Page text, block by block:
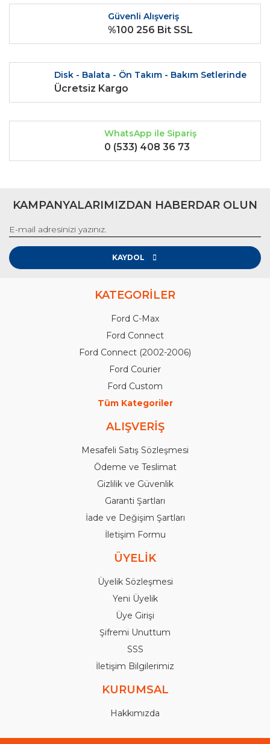
Bu ürüne benzer farklı alternatifler olmalı.
Gönder
Güvenli Alışveriş
%100 256 Bit SSL
Disk - Balata - Ön Takım - Bakım Setlerinde
Ücretsiz Kargo
WhatsApp ile Sipariş
0 (533) 408 36 73
KAMPANYALARIMIZDAN HABERDAR OLUN
KAYDOL
KATEGORİLER
Ford C-Max
Ford Connect
Ford Connect (2002-2006)
Ford Courier
Ford Custom
Tüm Kategoriler
ALIŞVERİŞ
Mesafeli Satış Sözleşmesi
Ödeme ve Teslimat
Gizlilik ve Güvenlik
Garanti Şartları
İade ve Değişim Şartları
İletişim Formu
ÜYELİK
Üyelik Sözleşmesi
Yeni Üyelik
Üye Girişi
Şifremi Unuttum
SSS
İletişim Bilgilerimiz
KURUMSAL
Hakkımızda